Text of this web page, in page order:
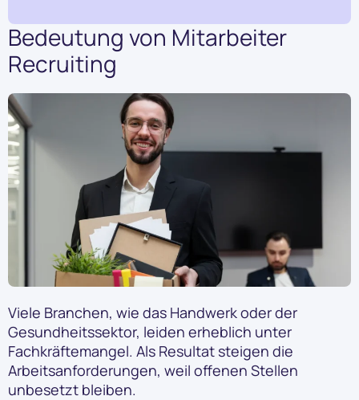
Bedeutung von Mitarbeiter
Recruiting
Viele Branchen, wie das Handwerk oder der
Gesundheitssektor, leiden erheblich unter
Fachkräftemangel. Als Resultat steigen die
Arbeitsanforderungen, weil offenen Stellen
unbesetzt bleiben.